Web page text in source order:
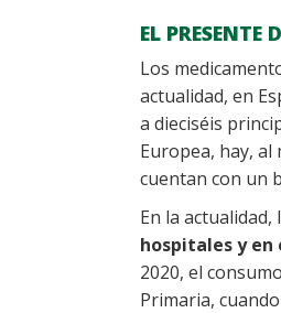
EL PRESENTE
Los
actualidad, en
a dieciséis
Europea, hay,
cuentan con un
En la actualidad,
hospitales y en
2020, el
Primaria,